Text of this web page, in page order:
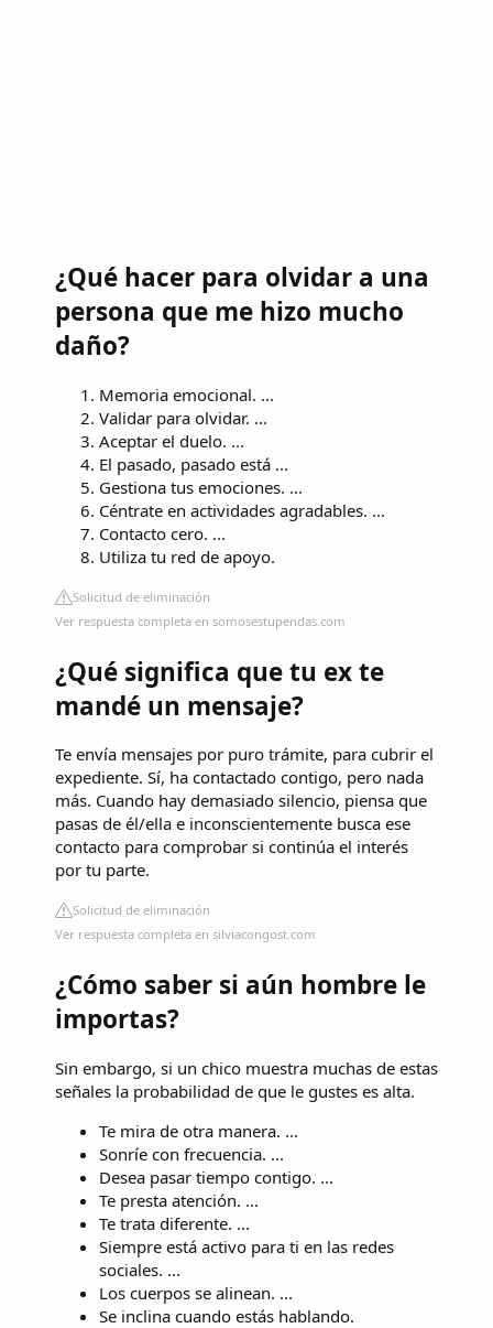
¿Qué hacer para olvidar a una
persona que me hizo mucho
daño?
Memoria emocional. ...
Validar para olvidar. ...
Aceptar el duelo. ...
El pasado, pasado está ...
Gestiona tus emociones. ...
Céntrate en actividades agradables. ...
Contacto cero. ...
Utiliza tu red de apoyo.
Solicitud de eliminación
Ver respuesta completa en somosestupendas.com
¿Qué significa que tu ex te
mandé un mensaje?
Te envía mensajes por puro trámite, para cubrir el
expediente. Sí, ha contactado contigo, pero nada
más. Cuando hay demasiado silencio, piensa que
pasas de él/ella e inconscientemente busca ese
contacto para comprobar si continúa el interés
por tu parte.
Solicitud de eliminación
Ver respuesta completa en silviacongost.com
¿Cómo saber si aún hombre le
importas?
Sin embargo, si un chico muestra muchas de estas
señales la probabilidad de que le gustes es alta.
Te mira de otra manera. ...
Sonríe con frecuencia. ...
Desea pasar tiempo contigo. ...
Te presta atención. ...
Te trata diferente. ...
Siempre está activo para ti en las redes
sociales. ...
Los cuerpos se alinean. ...
Se inclina cuando estás hablando.